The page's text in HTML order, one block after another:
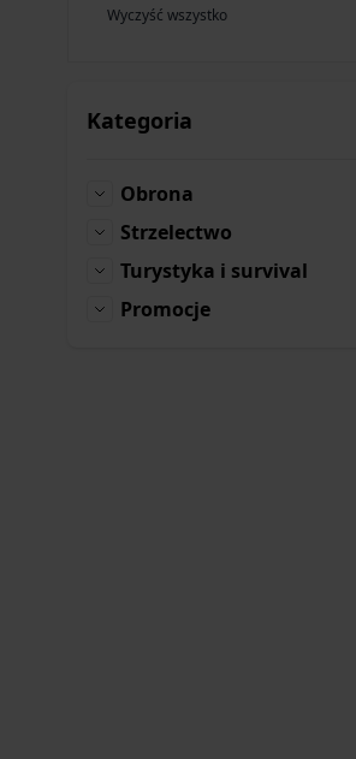
Wyczyść wszystko
Kategoria
Obrona
Obrona
Strzelectwo
Strzelectwo
Turystyka i survival
Turystyka i survival
Promocje
Promocje